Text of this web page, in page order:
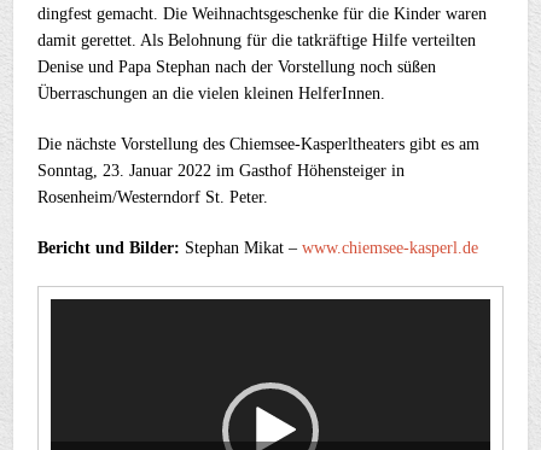
dingfest gemacht. Die Weihnachtsgeschenke für die Kinder waren
damit gerettet. Als Belohnung für die tatkräftige Hilfe verteilten
Denise und Papa Stephan nach der Vorstellung noch süßen
Überraschungen an die vielen kleinen HelferInnen.
Die nächste Vorstellung des Chiemsee-Kasperltheaters gibt es am
Sonntag, 23. Januar 2022 im Gasthof Höhensteiger in
Rosenheim/Westerndorf St. Peter.
Bericht und Bilder: Stephan Mikat –www.chiemsee-kasperl.de